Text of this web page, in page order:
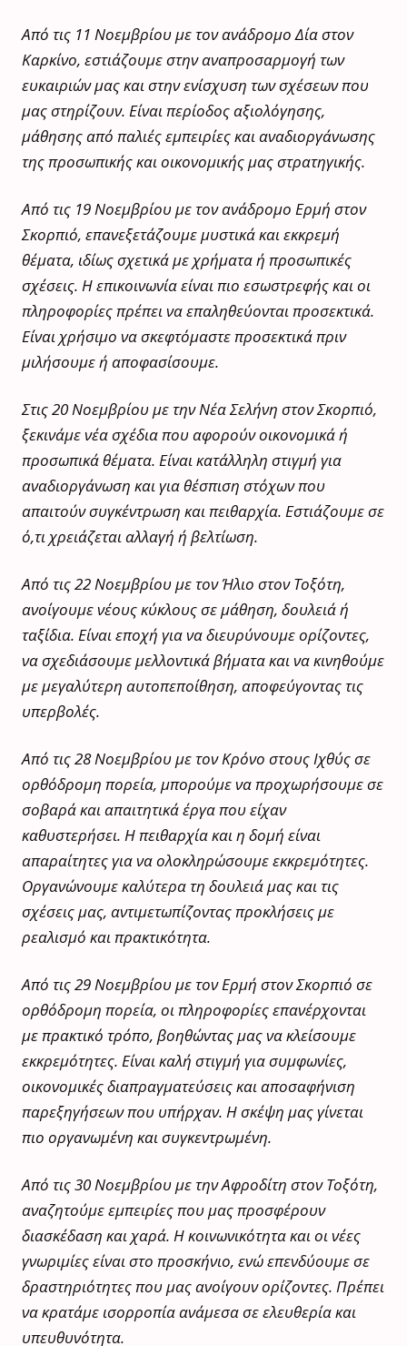
Από τις 11 Νοεμβρίου με τον ανάδρομο Δία στον
Καρκίνο, εστιάζουμε στην αναπροσαρμογή των
ευκαιριών μας και στην ενίσχυση των σχέσεων που
μας στηρίζουν. Είναι περίοδος αξιολόγησης,
μάθησης από παλιές εμπειρίες και αναδιοργάνωσης
της προσωπικής και οικονομικής μας στρατηγικής.
Από τις 19 Νοεμβρίου με τον ανάδρομο Ερμή στον
Σκορπιό, επανεξετάζουμε μυστικά και εκκρεμή
θέματα, ιδίως σχετικά με χρήματα ή προσωπικές
σχέσεις. Η επικοινωνία είναι πιο εσωστρεφής και οι
πληροφορίες πρέπει να επαληθεύονται προσεκτικά.
Είναι χρήσιμο να σκεφτόμαστε προσεκτικά πριν
μιλήσουμε ή αποφασίσουμε.
Στις 20 Νοεμβρίου με την Νέα Σελήνη στον Σκορπιό,
ξεκινάμε νέα σχέδια που αφορούν οικονομικά ή
προσωπικά θέματα. Είναι κατάλληλη στιγμή για
αναδιοργάνωση και για θέσπιση στόχων που
απαιτούν συγκέντρωση και πειθαρχία. Εστιάζουμε σε
ό,τι χρειάζεται αλλαγή ή βελτίωση.
Από τις 22 Νοεμβρίου με τον Ήλιο στον Τοξότη,
ανοίγουμε νέους κύκλους σε μάθηση, δουλειά ή
ταξίδια. Είναι εποχή για να διευρύνουμε ορίζοντες,
να σχεδιάσουμε μελλοντικά βήματα και να κινηθούμε
με μεγαλύτερη αυτοπεποίθηση, αποφεύγοντας τις
υπερβολές.
Από τις 28 Νοεμβρίου με τον Κρόνο στους Ιχθύς σε
ορθόδρομη πορεία, μπορούμε να προχωρήσουμε σε
σοβαρά και απαιτητικά έργα που είχαν
καθυστερήσει. Η πειθαρχία και η δομή είναι
απαραίτητες για να ολοκληρώσουμε εκκρεμότητες.
Οργανώνουμε καλύτερα τη δουλειά μας και τις
σχέσεις μας, αντιμετωπίζοντας προκλήσεις με
ρεαλισμό και πρακτικότητα.
Από τις 29 Νοεμβρίου με τον Ερμή στον Σκορπιό σε
ορθόδρομη πορεία, οι πληροφορίες επανέρχονται
με πρακτικό τρόπο, βοηθώντας μας να κλείσουμε
εκκρεμότητες. Είναι καλή στιγμή για συμφωνίες,
οικονομικές διαπραγματεύσεις και αποσαφήνιση
παρεξηγήσεων που υπήρχαν. Η σκέψη μας γίνεται
πιο οργανωμένη και συγκεντρωμένη.
Από τις 30 Νοεμβρίου με την Αφροδίτη στον Τοξότη,
αναζητούμε εμπειρίες που μας προσφέρουν
διασκέδαση και χαρά. Η κοινωνικότητα και οι νέες
γνωριμίες είναι στο προσκήνιο, ενώ επενδύουμε σε
δραστηριότητες που μας ανοίγουν ορίζοντες. Πρέπει
να κρατάμε ισορροπία ανάμεσα σε ελευθερία και
υπευθυνότητα.